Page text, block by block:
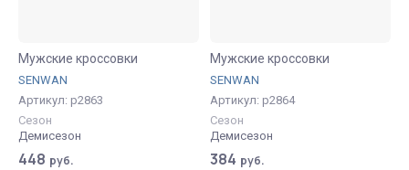
Мужские кроссовки
SENWAN
Артикул: р2863
Сезон
Демисезон
448 руб.
Мужские кроссовки
SENWAN
Артикул: р2864
Сезон
Демисезон
384 руб.